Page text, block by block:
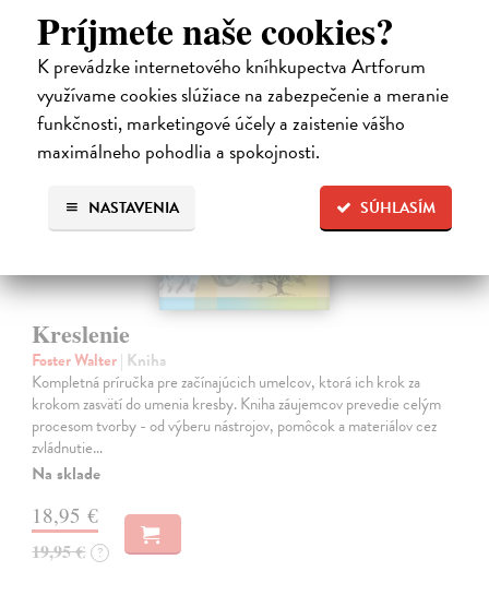
Príjmete naše cookies?
K prevádzke internetového kníhkupectva Artforum
využívame cookies slúžiace na zabezpečenie a meranie
funkčnosti, marketingové účely a zaistenie vášho
maximálneho pohodlia a spokojnosti.
SÚHLASÍM
NASTAVENIA
na sklade
Kreslenie
Foster Walter| Kniha
Kompletná príručka pre začínajúcich umelcov, ktorá ich krok za
krokom zasvätí do umenia kresby. Kniha záujemcov prevedie celým
procesom tvorby - od výberu nástrojov, pomôcok a materiálov cez
zvládnutie…
Na sklade
18,95 €
19,95 € ?